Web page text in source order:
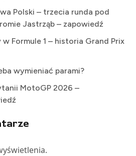
Polski – trzecia runda pod
Jastrząb – zapowiedź
Formule 1 – historia Grand Prix
wymieniać parami?
MotoGP 2026 –